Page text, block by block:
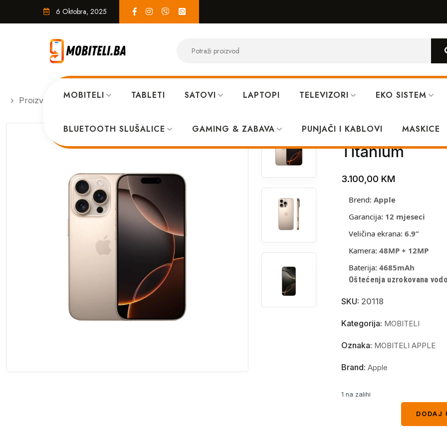
6 Oktobra, 2025
MOBITELI TABLETI SATOVI LAPTOPI TELEVIZORI EKO SISTEM
BLUETOOTH SLUŠALICE GAMING & ZABAVA PUNJAČI I KABLOVI MASKICE
Proizvodi MOBITELI Apple iPhone 16 Pro Max 256GB Desert Titanium
Apple iPhone
Titanium
3.100,00 KM
Brend: Apple
Garancija: 12 mjeseci
Veličina ekrana: 6.9”
Kamera: 48MP + 12MP
Baterija: 4685mAh
Oštećenja uzrokovana
SKU: 20118
Kategorija: MOBITELI
Oznaka: MOBITELI APPLE
Brand: Apple
1 na zalihi
DODAJ